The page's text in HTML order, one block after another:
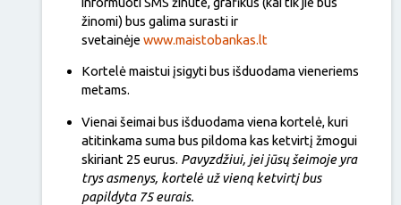
žinomi) bus galima surasti ir
svetainėjewww.maistobankas.lt
Kortelė maistui įsigyti bus išduodama vieneriems
metams.
Vienai šeimai bus išduodama viena kortelė, kuri
atitinkama suma bus pildoma kas ketvirtį žmogui
skiriant 25 eurus. Pavyzdžiui, jei jūsų šeimoje yra
trys asmenys, kortelė už vieną ketvirtį bus
papildyta 75 eurais.